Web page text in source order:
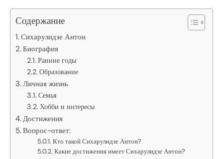
Содержание
Сихарулидзе Антон
Биография
Ранние годы
Образование
Личная жизнь
Семья
Хобби и интересы
Достижения
Вопрос-ответ:
Кто такой Сихарулидзе Антон?
Какие достижения имеет Сихарулидзе Антон?